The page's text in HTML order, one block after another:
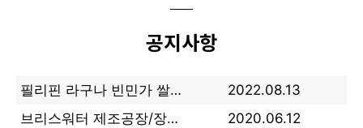
공지사항
필리핀 라구나 빈민가 쌀보내기
2022.08.13
브리스워터 제조공장/장미축제
2020.06.12